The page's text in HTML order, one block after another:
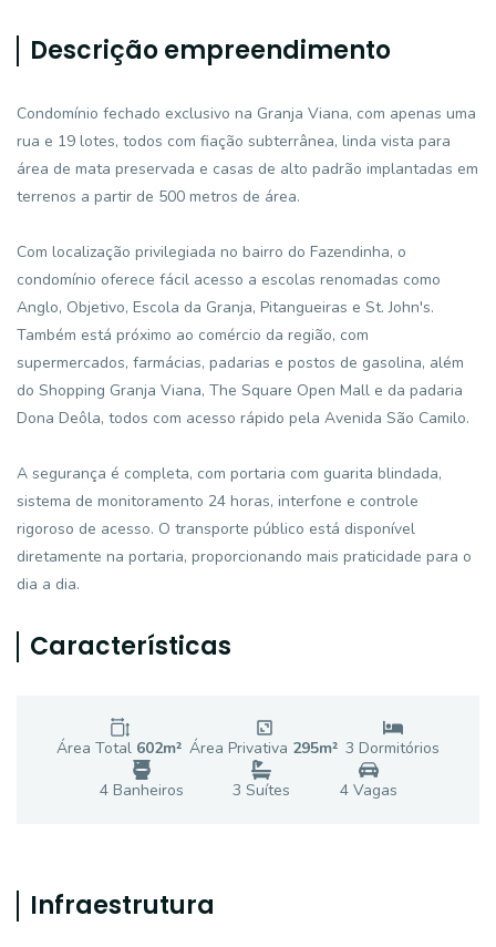
Descrição empreendimento
Condomínio fechado exclusivo na Granja Viana, com apenas uma
rua e 19 lotes, todos com fiação subterrânea, linda vista para
área de mata preservada e casas de alto padrão implantadas em
terrenos a partir de 500 metros de área.
Com localização privilegiada no bairro do Fazendinha, o
condomínio oferece fácil acesso a escolas renomadas como
Anglo, Objetivo, Escola da Granja, Pitangueiras e St. John's.
Também está próximo ao comércio da região, com
supermercados, farmácias, padarias e postos de gasolina, além
do Shopping Granja Viana, The Square Open Mall e da padaria
Dona Deôla, todos com acesso rápido pela Avenida São Camilo.
A segurança é completa, com portaria com guarita blindada,
sistema de monitoramento 24 horas, interfone e controle
rigoroso de acesso. O transporte público está disponível
diretamente na portaria, proporcionando mais praticidade para o
dia a dia.
Características
Área Total 602m² Área Privativa 295m² 3 Dormitórios
4Banheiros 3 Suítes 4Vagas
Infraestrutura